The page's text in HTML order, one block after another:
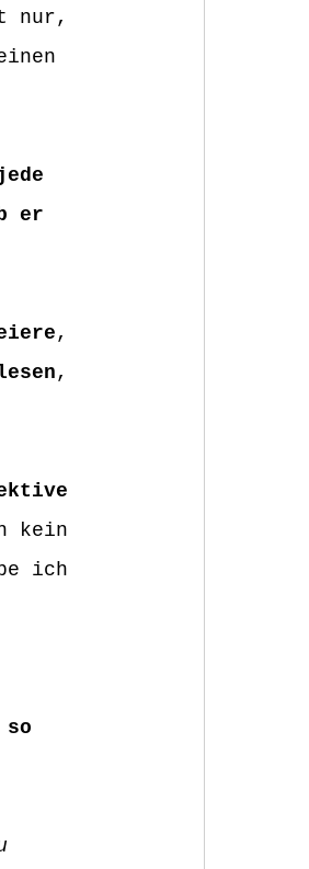
nur,
er
,
,
kein
ich